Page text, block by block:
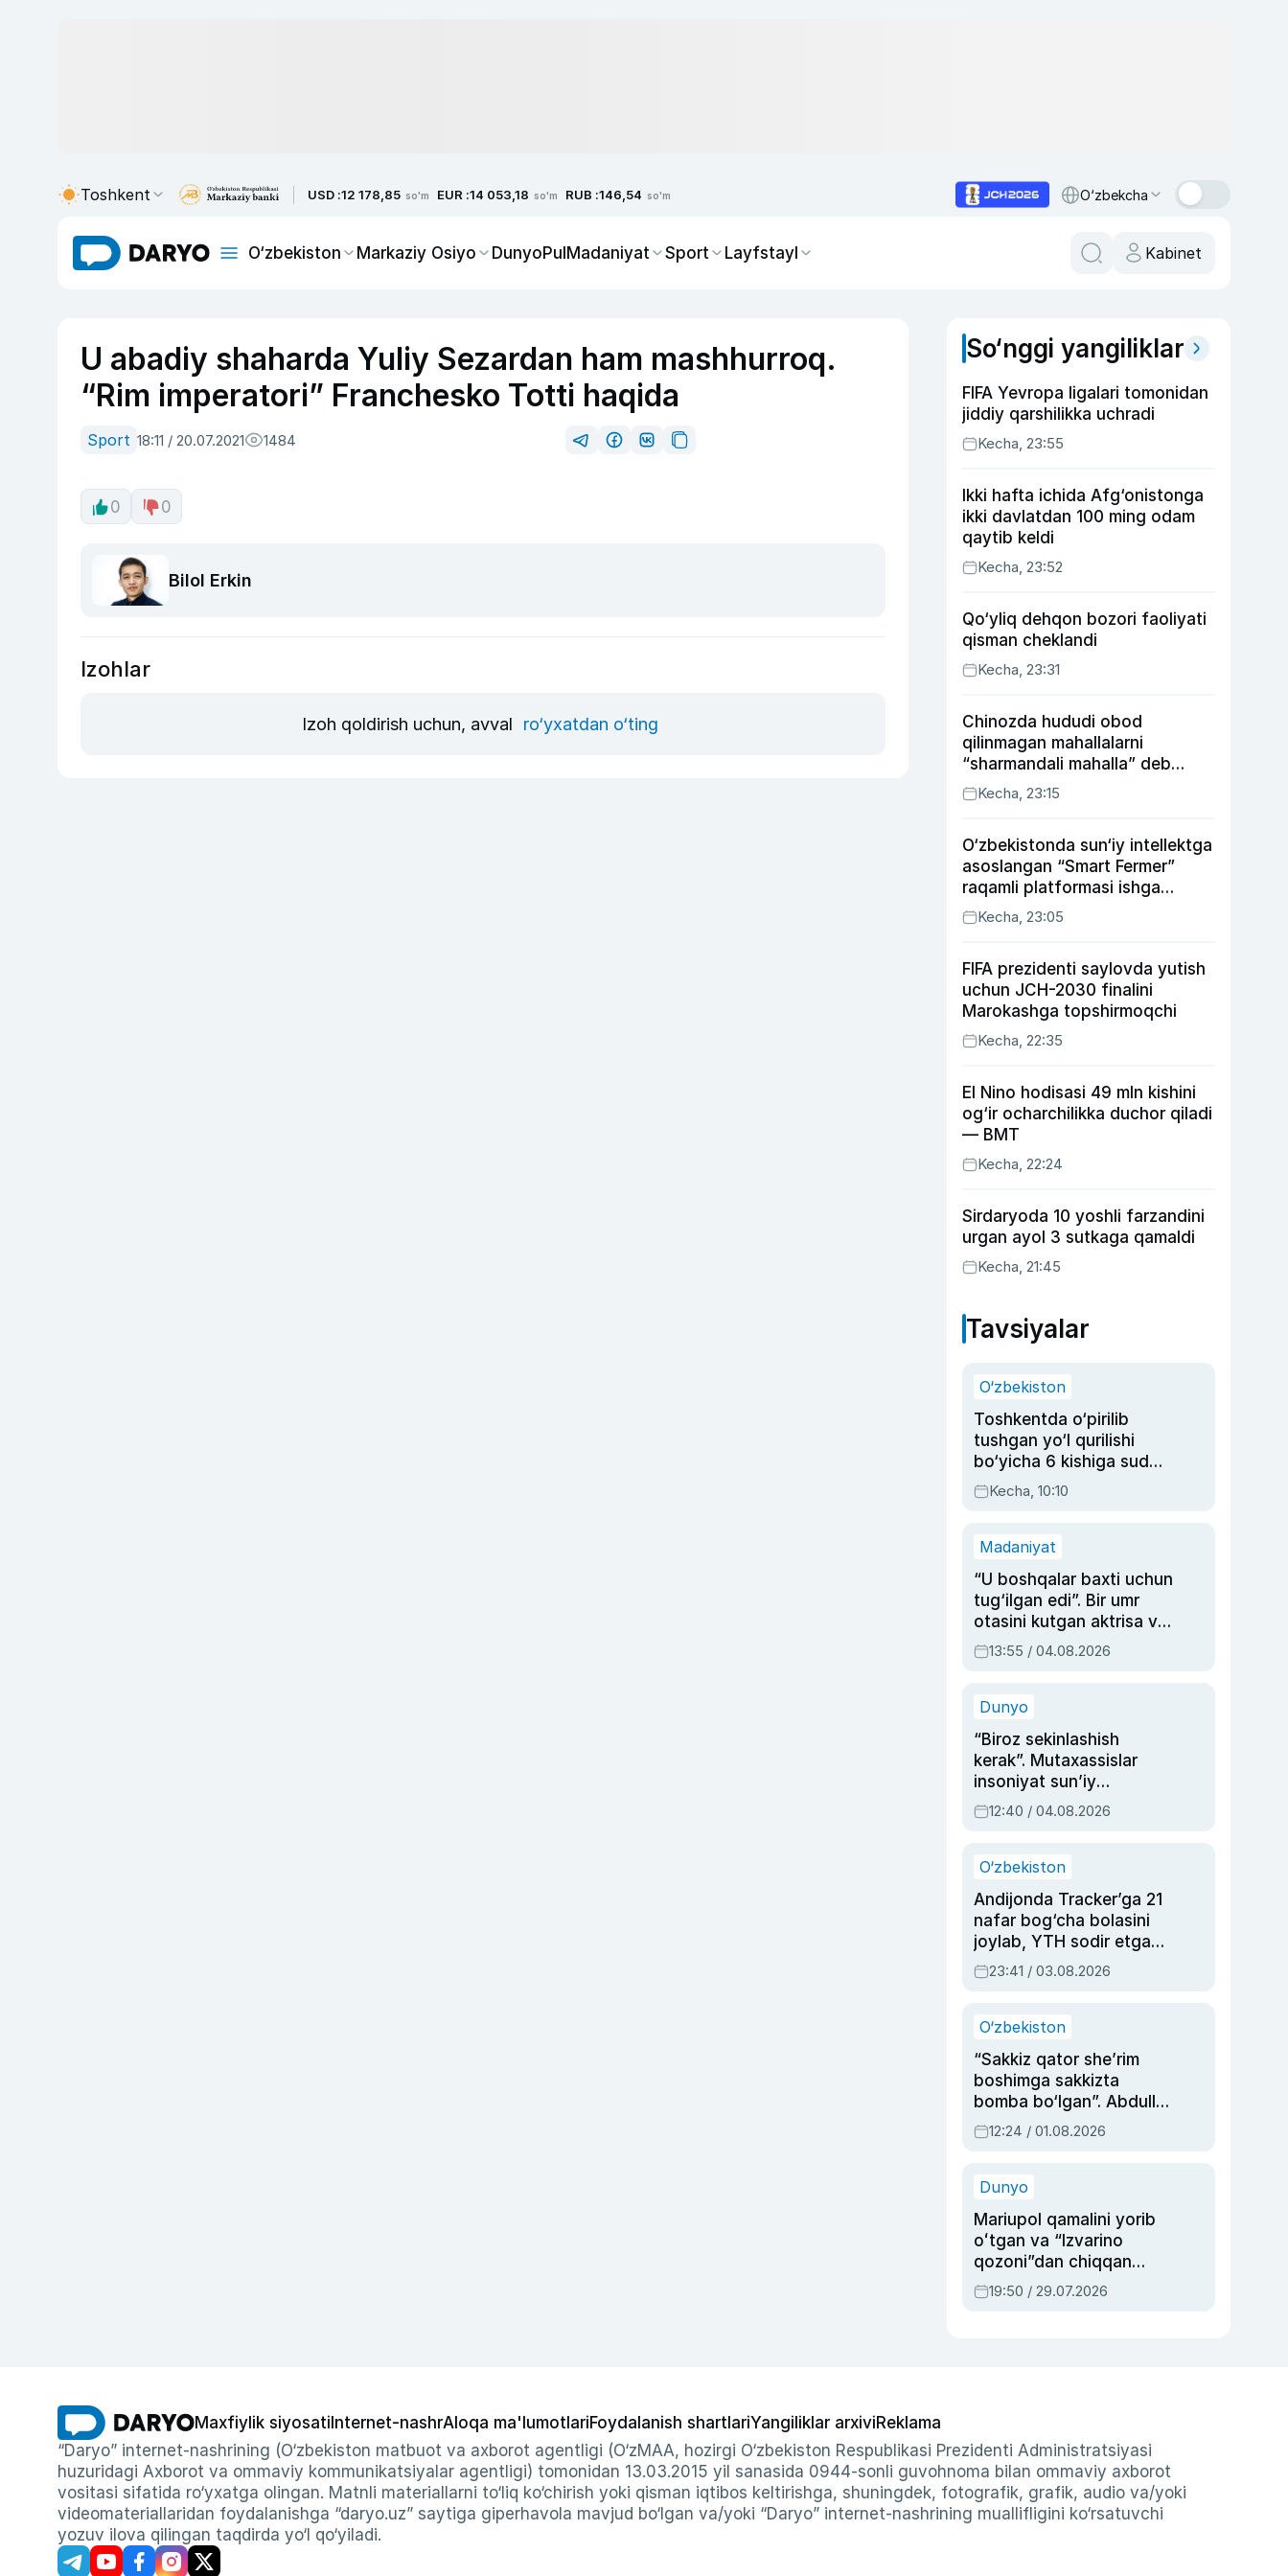
Toshkent USD :12 178,85 so'm EUR :14 053,18 so'm RUB :146,54 so'm O‘zbekcha
O‘zbekiston Markaziy Osiyo DunyoPulMadaniyat Sport Layfstayl Kabinet
U abadiy shaharda Yuliy Sezardan ham mashhurroq.
“Rim imperatori” Franchesko Totti haqida
Sport 18:11 / 20.07.2021 1484
0 0
Bilol Erkin
Izohlar
Izoh qoldirish uchun, avval ro‘yxatdan o‘ting
So‘nggi yangiliklar
FIFA Yevropa ligalari tomonidan
jiddiy qarshilikka uchradi
Kecha, 23:55
Ikki hafta ichida Afg‘onistonga
ikki davlatdan 100 ming odam
qaytib keldi
Kecha, 23:52
Qo‘yliq dehqon bozori faoliyati
qisman cheklandi
Kecha, 23:31
Chinozda hududi obod
qilinmagan mahallalarni
“sharmandali mahalla” deb
belgilash boshlandi
Kecha, 23:15
O‘zbekistonda sun‘iy intellektga
asoslangan “Smart Fermer”
raqamli platformasi ishga
tushiriladi
Kecha, 23:05
FIFA prezidenti saylovda yutish
uchun JCH-2030 finalini
Marokashga topshirmoqchi
Kecha, 22:35
El Nino hodisasi 49 mln kishini
og‘ir ocharchilikka duchor qiladi
— BMT
Kecha, 22:24
Sirdaryoda 10 yoshli farzandini
urgan ayol 3 sutkaga qamaldi
Kecha, 21:45
Tavsiyalar
O‘zbekiston
Toshkentda o‘pirilib
tushgan yo‘l qurilishi
bo‘yicha 6 kishiga sud
hukmi o‘qildi
Kecha, 10:10
Madaniyat
“U boshqalar baxti uchun
tug‘ilgan edi”. Bir umr
otasini kutgan aktrisa va
dublyaj ustasi Rimma
Ahmedovaning
13:55 / 04.08.2026
Dunyo
“Biroz sekinlashish
kerak”. Mutaxassislar
insoniyat sun’iy
intellektni boshqara
olmay qolishidan xavotir
12:40 / 04.08.2026
O‘zbekiston
Andijonda Tracker’ga 21
nafar bog‘cha bolasini
joylab, YTH sodir etgan
ayolga sud hukmi o‘qildi
23:41 / 03.08.2026
O‘zbekiston
“Sakkiz qator she’rim
boshimga sakkizta
bomba bo‘lgan”. Abdulla
Oripovni siyosiy
ayblovlardan asrab
12:24 / 01.08.2026
Dunyo
Mariupol qamalini yorib
oʻtgan va “Izvarino
qozoni”dan chiqqan
qahramon — Ukraina
armiyasi bosh
19:50 / 29.07.2026
Maxfiylik siyosati Internet-nashrAloqa ma'lumotlariFoydalanish shartlariYangiliklar arxiviReklama
“Daryo” internet-nashrining (O‘zbekiston matbuot va axborot agentligi (O‘zMAA, hozirgi O‘zbekiston Respublikasi Prezidenti Administratsiyasi
huzuridagi Axborot va ommaviy kommunikatsiyalar agentligi) tomonidan 13.03.2015 yil sanasida 0944-sonli guvohnoma bilan ommaviy axborot
vositasi sifatida ro‘yxatga olingan. Matnli materiallarni to‘liq ko‘chirish yoki qisman iqtibos keltirishga, shuningdek, fotografik, grafik, audio va/yoki
videomateriallaridan foydalanishga “daryo.uz” saytiga giperhavola mavjud bo‘lgan va/yoki “Daryo” internet-nashrining muallifligini ko‘rsatuvchi
yozuv ilova qilingan taqdirda yo‘l qo‘yiladi.